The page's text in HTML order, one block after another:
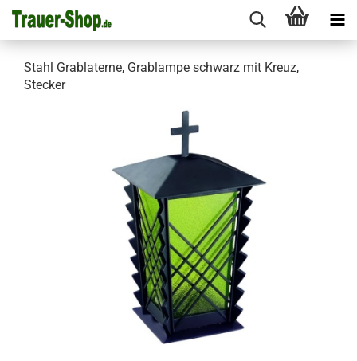
Stahl Grablaterne, Grablampe schwarz mit Kreuz,
Stecker